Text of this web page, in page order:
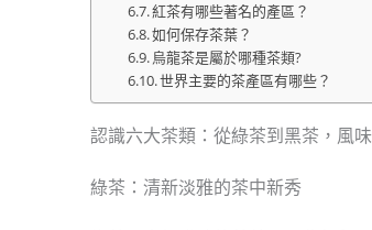
紅茶有哪些著名的產區？
如何保存茶葉？
烏龍茶是屬於哪種茶類?
世界主要的茶產區有哪些？
認識六大茶類：從綠茶到黑茶，風
綠茶：清新淡雅的茶中新秀